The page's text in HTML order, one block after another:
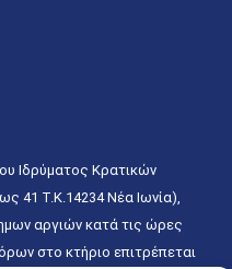
Ιδρύματος Κρατικών
41 T.K.14234 Νέα Ιωνία),
αργιών κατά τις ώρες
στο κτήριο επιτρέπεται